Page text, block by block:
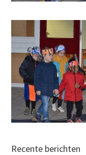
Recente berichten